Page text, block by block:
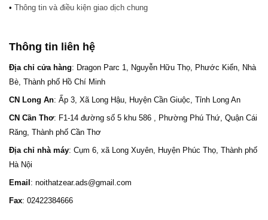
• Thông tin và điều kiện giao dịch chung
Thông tin liên hệ
Địa chỉ cửa hàng: Dragon Parc 1, Nguyễn Hữu Thọ, Phước Kiển, Nhà
Bè, Thành phố Hồ Chí Minh
CN Long An: Ấp 3, Xã Long Hậu, Huyện Cần Giuộc, Tỉnh Long An
CN Cần Thơ: F1-14 đường số 5 khu 586 , Phường Phú Thứ, Quận Cái
Răng, Thành phố Cần Thơ
Địa chỉ nhà máy: Cụm 6, xã Long Xuyên, Huyện Phúc Thọ, Thành phố
Hà Nội
Email : noithatzear.ads@gmail.com
Fax: 02422384666